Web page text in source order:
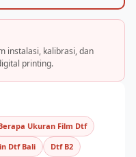
instalasi, kalibrasi, dan
printing.
Ukuran Film Dtf
Dtf Bali Dtf B2